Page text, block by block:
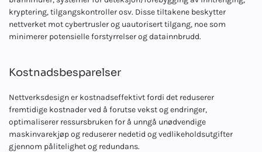
kryptering, tilgangskontroller osv. Disse tiltakene beskytter
nettverket mot cybertrusler og uautorisert tilgang, noe som
minimerer potensielle forstyrrelser og datainnbrudd.
Kostnadsbesparelser
Nettverksdesign er kostnadseffektivt fordi det reduserer
fremtidige kostnader ved å forutse vekst og endringer,
optimaliserer ressursbruken for å unngå unødvendige
maskinvarekjøp og reduserer nedetid og vedlikeholdsutgifter
gjennom pålitelighet og redundans.